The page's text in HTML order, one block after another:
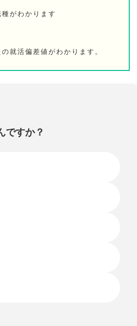
がわかります
就活偏差値がわかります。